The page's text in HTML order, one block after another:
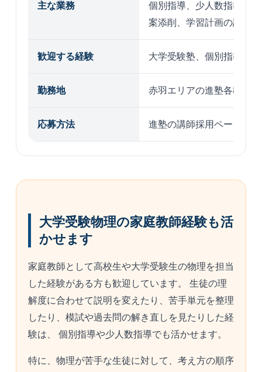
主な業務
個別指導、少人数指導、
案添削、学習計画の調整
歓迎する経験 大学受験塾、個別指導塾
勤務地 赤羽エリアの進塾各教室
応募方法 進塾の講師採用ページか
大学受験物理の家庭教師経験も活
かせます
家庭教師として高校生や大学受験生の物理を担当
した経験がある方も歓迎しています。 生徒の理
解度に合わせて説明を変えたり、苦手単元を整理
したり、模試や過去問の解き直しを見たりした経
験は、 個別指導や少人数指導でも活かせます。
特に、物理が苦手な生徒に対して、考え方の順序